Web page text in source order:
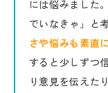
には悩みました
でいなきゃ」と
さや悩みも素直
すると少しずつ
り意見を伝えた